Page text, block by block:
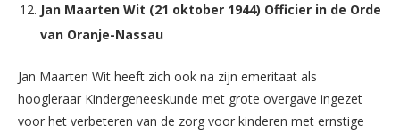
Jan Maarten Wit (21 oktober 1944) Officier in de Orde
van Oranje-Nassau
Jan Maarten Wit heeft zich ook na zijn emeritaat als
hoogleraar Kindergeneeskunde met grote overgave ingezet
voor het verbeteren van de zorg voor kinderen met ernstige